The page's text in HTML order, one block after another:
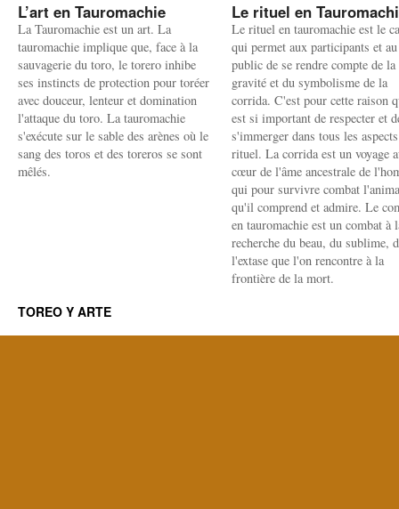
L’art en Tauromachie
La Tauromachie est un art. La
tauromachie implique que, face à la
sauvagerie du toro, le torero inhibe
ses instincts de protection pour toréer
avec douceur, lenteur et domination
l'attaque du toro. La tauromachie
s'exécute sur le sable des arènes où le
sang des toros et des toreros se sont
mêlés.
Le rituel en
Le rituel en tauromachie est le
qui permet aux participants et au
public de se rendre compte de la
gravité et du symbolisme de la
corrida. C'est pour cette raison
est si important de respecter et
s'immerger dans tous les
rituel. La corrida est un voyage
cœur de l'âme ancestrale de
qui pour survivre combat
qu'il comprend et admire. Le
en tauromachie est un combat à
recherche du beau, du sublime,
l'extase que l'on rencontre à la
frontière de la mort.
TOREO Y ARTE